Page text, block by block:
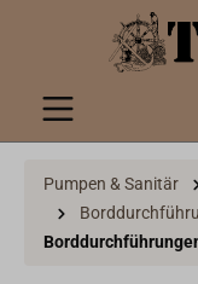
springen
Pumpen & Sanitär